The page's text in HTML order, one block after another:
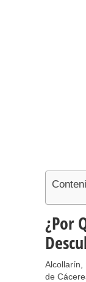
¿Por
Alcollarín,
de